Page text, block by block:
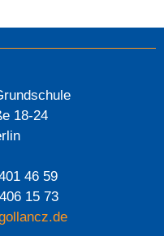
18-24
46 59
15 73